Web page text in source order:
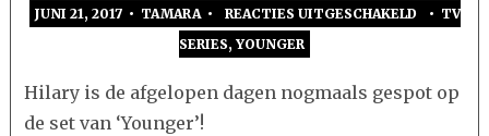
JUNI 21, 2017 • TAMARA • REACTIES UITGESCHAKELD
VOOR
• TV
SERIES, YOUNGER
Hilary is de afgelopen dagen nogmaals gespot op
de set van ‘Younger’!